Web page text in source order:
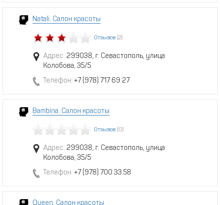
Natali. Салон красоты
Отзывов (2)
Адрес: 299038, г. Севастополь, улица
Колобова, 35/5
Телефон: +7 (978) 717 69 27
Bambina. Салон красоты
Отзывов (0)
Адрес: 299038, г. Севастополь, улица
Колобова, 35/5
Телефон: +7 (978) 700 33 58
Queen. Салон красоты